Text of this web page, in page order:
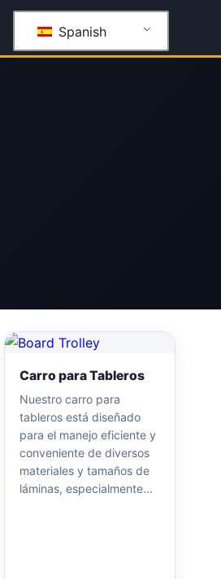
Spanish
Carro para Tableros
Nuestro carro para
tableros está diseñado
para el manejo eficiente y
conveniente de diversos
materiales y tamaños de
láminas, especialmente...